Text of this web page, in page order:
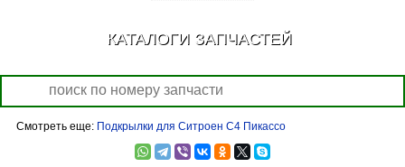
Смотреть еще: Подкрылки для Ситроен С4 Пикассо
КАТАЛОГИ ЗАПЧАСТЕЙ